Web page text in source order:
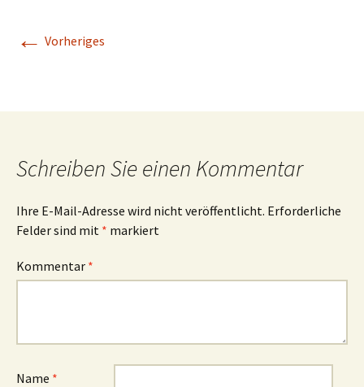
← Vorheriges
Schreiben Sie einen Kommentar
Ihre E-Mail-Adresse wird nicht veröffentlicht. Erforderliche
Felder sind mit * markiert
Kommentar *
Name *